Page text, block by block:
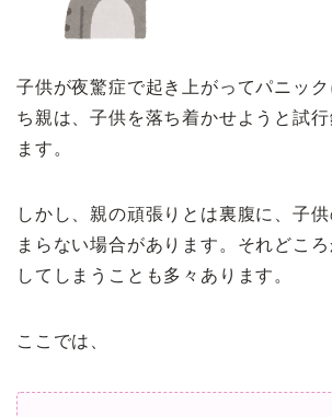
子供が夜驚症で起き上がってパニッ
ち親は、子供を落ち着かせようと試行
ます。
しかし、親の頑張りとは裏腹に、子
まらない場合があります。それどこ
してしまうことも多々あります。
ここでは、